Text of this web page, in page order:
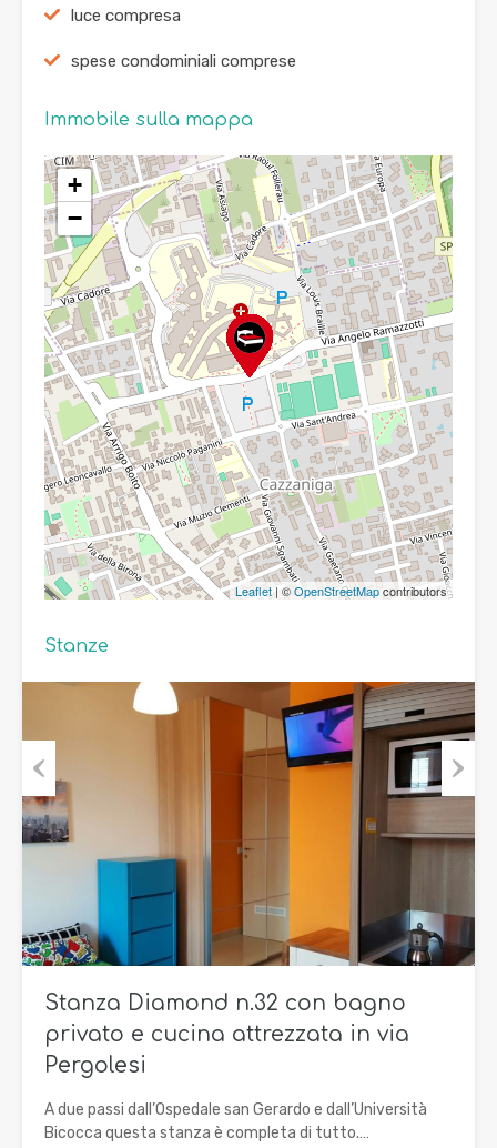
luce compresa
spese condominiali comprese
Immobile sulla mappa
+
−
Leaflet| ©OpenStreetMapcontributors
Stanze
Stanza Diamond n.32 con bagno
privato e cucina attrezzata in via
Pergolesi
A due passi dall’Ospedale san Gerardo e dall’Università
Bicocca questa stanza è completa di tutto.…
Previous